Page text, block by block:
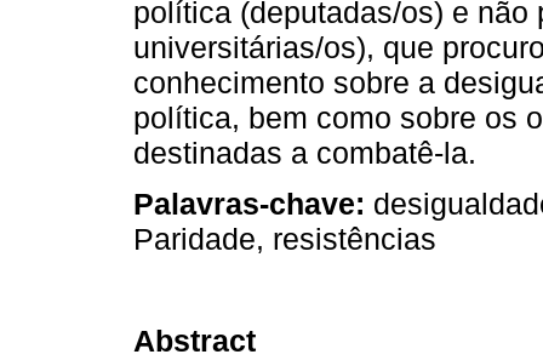
política (deputadas/os) e
universitárias/os), que
conhecimento sobre a
política, bem como sobre os
destinadas a combatê-la.
Palavras-chave:
Paridade, resistências
Abstract